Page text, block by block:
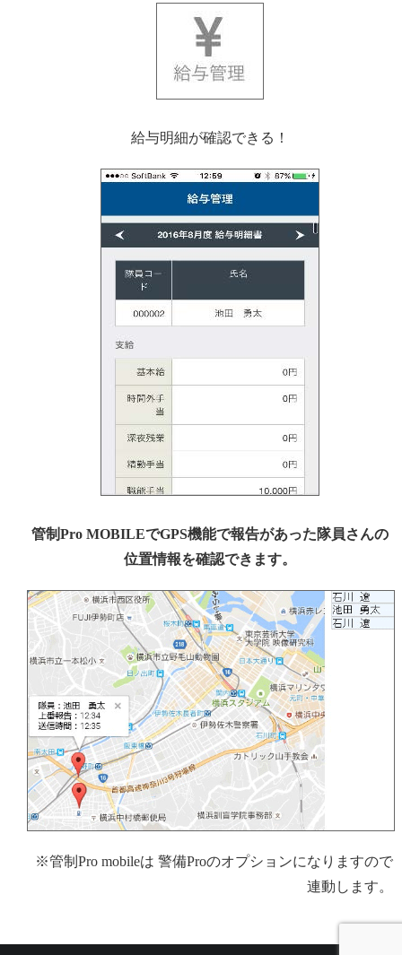
給与明細が確認できる！
管制Pro MOBILEでGPS機能で報告があった隊員さんの
位置情報を確認できます。
※管制Pro mobileは 警備Proのオプションになりますので
連動します。